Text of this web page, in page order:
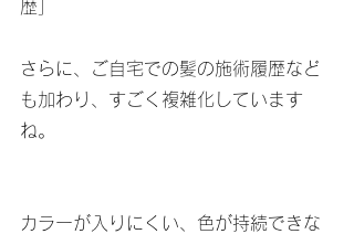
歴」
さらに、ご自宅での髪の施術履歴など
も加わり、すごく複雑化しています
ね。
カラーが入りにくい、色が持続できな